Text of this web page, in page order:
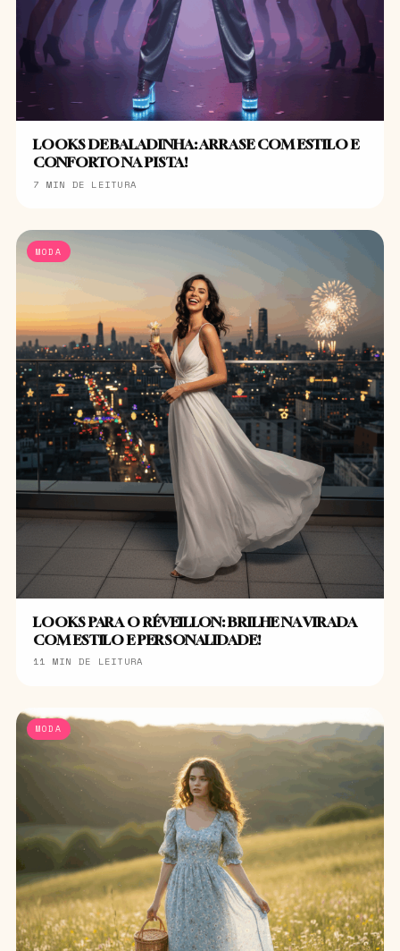
LOOKS DE BALADINHA: ARRASE COM ESTILO E
CONFORTO NA PISTA!
7 MIN DE LEITURA
MODA
LOOKS PARA O RÉVEILLON: BRILHE NA VIRADA
COM ESTILO E PERSONALIDADE!
11 MIN DE LEITURA
MODA